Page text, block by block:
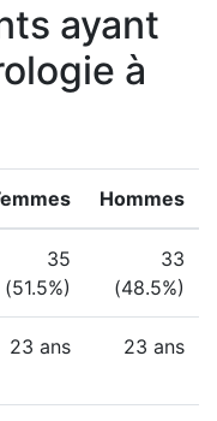
ayant
à
Hommes
35
(51.5%)
33
(48.5%)
23 ans 23 ans